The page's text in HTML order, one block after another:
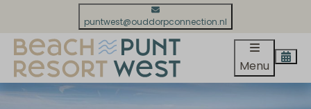
puntwest@ouddorpconnection.nl
Menu